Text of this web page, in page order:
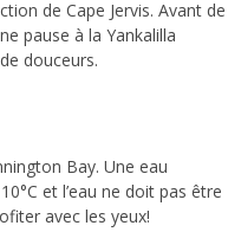
de Cape Jervis. Avant de
pause à la Yankalilla
douceurs.
Bay. Une eau
et l’eau ne doit pas être
avec les yeux!